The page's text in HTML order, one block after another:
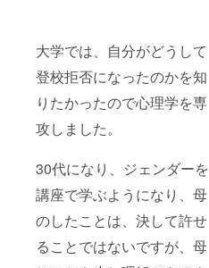
大学では、自分がどうして
登校拒否になったのかを知
りたかったので心理学を専
攻しました。
30代になり、ジェンダーを
講座で学ぶようになり、母
のしたことは、決して許せ
ることではないですが、母